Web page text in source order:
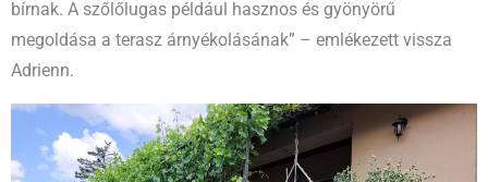
bírnak. A szőlőlugas például hasznos és gyönyörű
megoldása a terasz árnyékolásának” – emlékezett vissza
Adrienn.